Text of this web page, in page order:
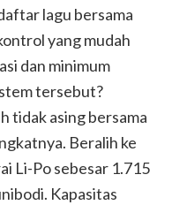
lagu bersama
yang mudah
dan minimum
tersebut?
tidak asing bersama
Beralih ke
Li-Po sebesar 1.715
Kapasitas